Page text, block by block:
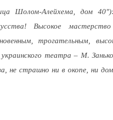
Шолом-Алейхема, дом
Высокое
трогательным,
театра – М.
не страшно ни в окопе, ни